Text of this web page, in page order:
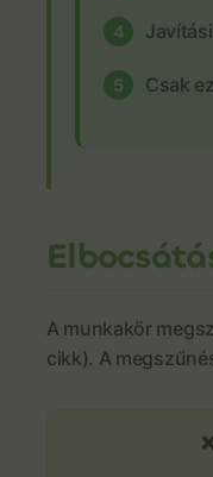
4
5 Csak
A munkakör
cikk). A